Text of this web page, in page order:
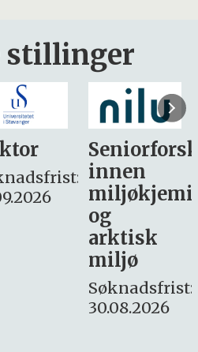
stillinger
søker
– fast
Søknadsfrist:
16. august.